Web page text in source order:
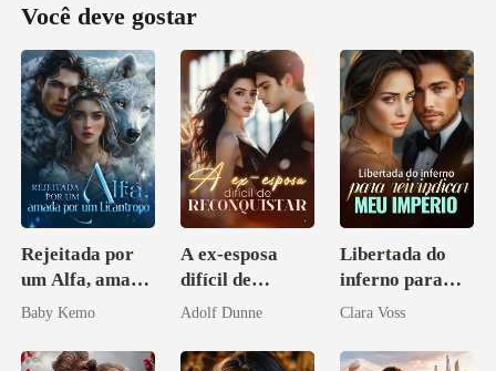
Você deve gostar
Rejeitada por
um Alfa, amada
por um
Baby Kemo
A ex-esposa
difícil de
reconquistar
Adolf Dunne
Libertada do
inferno para
reivindicar meu
Clara Voss